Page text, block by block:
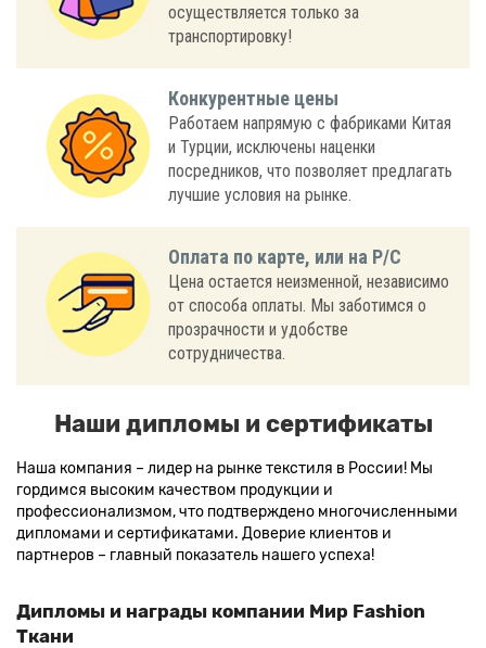
осуществляется только за
транспортировку!
Конкурентные цены
Работаем напрямую с фабриками Китая
и Турции, исключены наценки
посредников, что позволяет предлагать
лучшие условия на рынке.
Оплата по карте, или на Р/С
Цена остается неизменной, независимо
от способа оплаты. Мы заботимся о
прозрачности и удобстве
сотрудничества.
Наши дипломы и сертификаты
Наша компания – лидер на рынке текстиля в России! Мы
гордимся высоким качеством продукции и
профессионализмом, что подтверждено многочисленными
дипломами и сертификатами. Доверие клиентов и
партнеров – главный показатель нашего успеха!
Дипломы и награды компании Мир Fashion
Ткани